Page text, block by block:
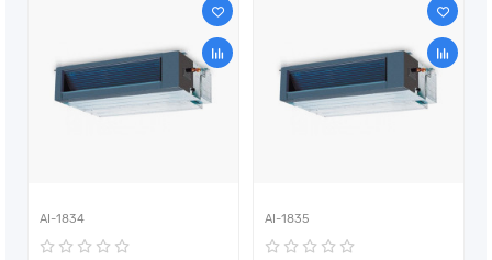
AI-1834 AI-1835